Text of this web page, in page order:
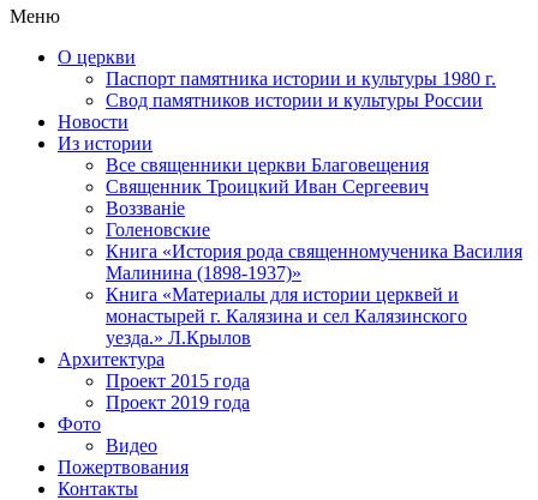
Меню
О церкви
Паспорт памятника истории и культуры 1980 г.
Свод памятников истории и культуры России
Новости
Из истории
Все священники церкви Благовещения
Священник Троицкий Иван Сергеевич
Воззванiе
Голеновские
Книга «История рода священномученика Василия
Малинина (1898-1937)»
Книга «Материалы для истории церквей и
монастырей г. Калязина и сел Калязинского
уезда.» Л.Крылов
Архитектура
Проект 2015 года
Проект 2019 года
Фото
Видео
Пожертвования
Контакты